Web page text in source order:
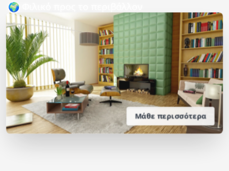
🌍 Φιλικό προς το περιβάλλον
Μάθε περισσότερα